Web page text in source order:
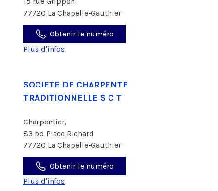
77720 La Chapelle-Gauthier
Obtenir le numéro
Plus d'infos
SOCIETE DE CHARPENTE
TRADITIONNELLE S C T
Charpentier,
83 bd Piece Richard
77720 La Chapelle-Gauthier
Obtenir le numéro
Plus d'infos